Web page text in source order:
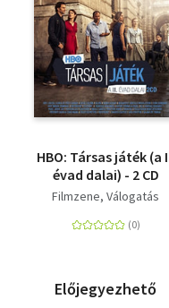
Természettudomány
Történelem
Vallás
HBO: Társas játék (a
évad dalai) - 2 CD
Filmzene Válogatás
Előjegyezhető